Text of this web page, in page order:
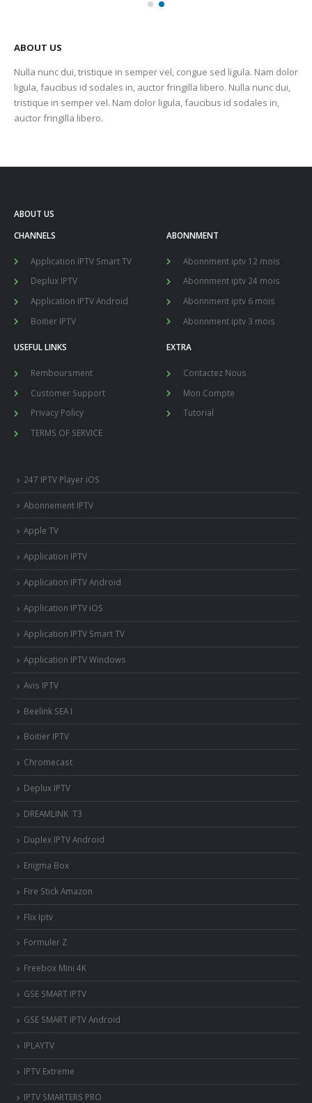
ABOUT US
Nulla nunc dui, tristique in semper vel, congue sed ligula. Nam dolor
ligula, faucibus id sodales in, auctor fringilla libero. Nulla nunc dui,
tristique in semper vel. Nam dolor ligula, faucibus id sodales in,
auctor fringilla libero.
ABOUT US
CHANNELS
Application IPTV Smart TV
Deplux IPTV
Application IPTV Android
Boitier IPTV
ABONNMENT
Abonnment iptv 12 mois
Abonnment iptv 24 mois
Abonnment iptv 6 mois
Abonnment iptv 3 mois
USEFUL LINKS
Remboursment
Customer Support
Privacy Policy
TERMS OF SERVICE
EXTRA
Contactez Nous
Mon Compte
Tutorial
247 IPTV Player iOS
Abonnement IPTV
Apple TV
Application IPTV
Application IPTV Android
Application IPTV iOS
Application IPTV Smart TV
Application IPTV Windows
Avis IPTV
Beelink SEA I
Boitier IPTV
Chromecast
Deplux IPTV
DREAMLINK T3
Duplex IPTV Android
Enigma Box
Fire Stick Amazon
Flix Iptv
Formuler Z
Freebox Mini 4K
‎GSE SMART IPTV
GSE SMART IPTV Android
IPLAYTV
IPTV Extreme
IPTV SMARTERS PRO